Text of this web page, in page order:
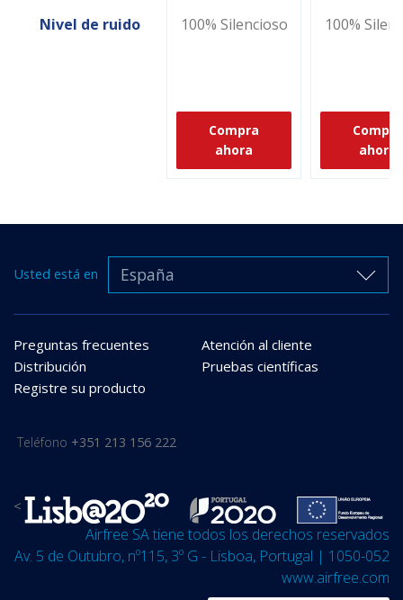
Nivel de ruido 100% Silencioso 100%
Compra
ahora
Compra
ahora
Usted está en España
Preguntas frecuentes
Atención al cliente
Distribución
Pruebas científicas
Registre su producto
Teléfono +351 213 156 222
<
Airfree SA tiene todos los derechos reservados
Av. 5 de Outubro, nº115, 3º G - Lisboa, Portugal | 1050-052
www.airfree.com